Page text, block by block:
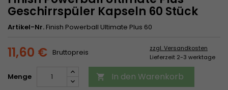
Geschirrspüler Kapseln 60 Stück
Artikel-Nr. Finish Powerball Ultimate Plus 60
11,60 € Bruttopreis
zzgl. Versandkosten
Lieferzeit 2-3 werktage
Menge  In den Warenkorb